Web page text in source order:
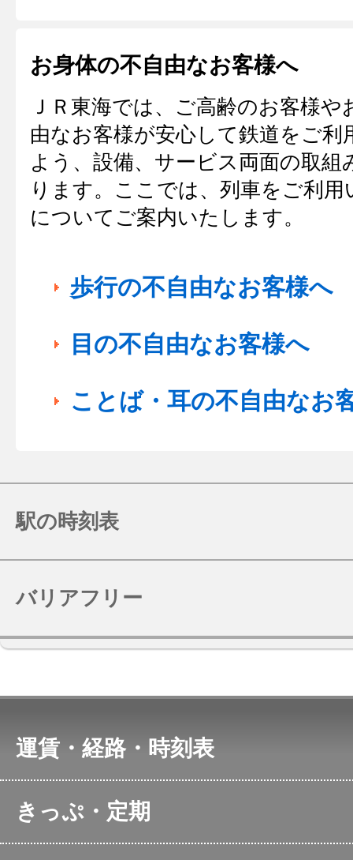
お身体の不自由なお客様へ
ＪＲ東海では、ご高齢のお客様や
由なお客様が安心して鉄道をご利
よう、設備、サービス両面の取組
ります。ここでは、列車をご利用
についてご案内いたします。
歩行の不自由なお客様へ
目の不自由なお客様へ
ことば・耳の不自由なお
駅の時刻表
バリアフリー
運賃・経路・時刻表
アクセス検索
東海道・山陽新幹線の時
ＪＲ東海
きっぷ・定期